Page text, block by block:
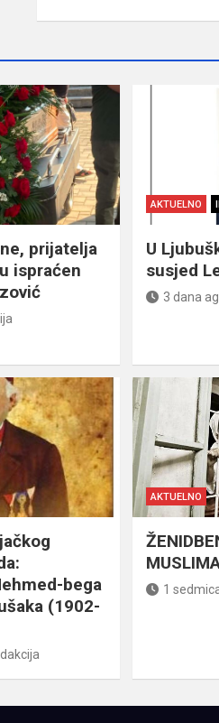
prijatelja
ispraćen
AKTUELNO
U
susjed
3 dana
bega
(1902-
AKTUELNO
1